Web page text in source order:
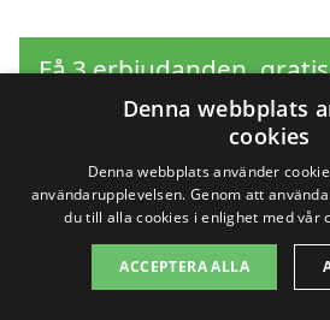
Få 3 erbjudanden,
förpliktelser
Sök efter en
professionell
Denna webbplats
cookies
Denna webbplats använder
användarupplevelsen. Genom att
du till alla cookies i enlighet med vår
ACCEPTERA ALLA